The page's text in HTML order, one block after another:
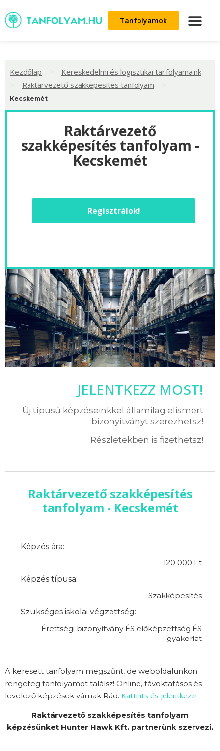
Tanfolyamok
Kezdőlap Kereskedelmi és logisztikai tanfolyamaink
Raktárvezető szakképesítés tanfolyam
Kecskemét
Raktárvezető
szakképesítés tanfolyam -
Kecskemét
Regisztrálok!
JELENTKEZZ MOST!
Új típusú képzéseinkkel államilag elismert
bizonyítványt szerezhetsz!
Részletekben is fizethetsz!
Raktárvezető szakképesítés
tanfolyam - Kecskemét
Képzés ára:
120 000 Ft
Képzés típusa:
Szakképesítés
Szükséges iskolai végzettség:
Érettségi bizonyítvány ÉS előképzettség ÉS
gyakorlat
A keresett tanfolyam megszűnt, de weboldalunkon
rengeteg tanfolyamot találsz! Online, távoktatásos és
levelező képzések várnak Rád. Kattints és jelentkezz!
Raktárvezető szakképesítés tanfolyam
képzésünket Hunter Hawk Kft. partnerünk szervezi.